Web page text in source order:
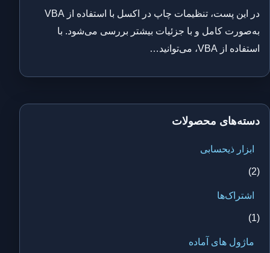
در این پست، تنظیمات چاپ در اکسل با استفاده از VBA
به‌صورت کامل و با جزئیات بیشتر بررسی می‌شود. با
استفاده از VBA، می‌توانید…
دسته‌های محصولات
ابزار ذیحسابی
(2)
اشتراک‌ها
(1)
ماژول های آماده